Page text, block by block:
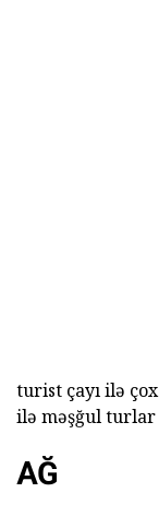
turist çayı ilə
ilə məşğul turlar
AĞ